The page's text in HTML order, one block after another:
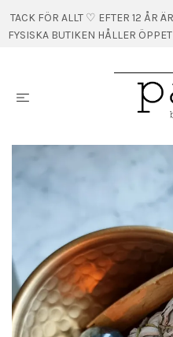
TACK FÖR ALLT ♡ EFTER 12 ÅR
FYSISKA BUTIKEN HÅLLER